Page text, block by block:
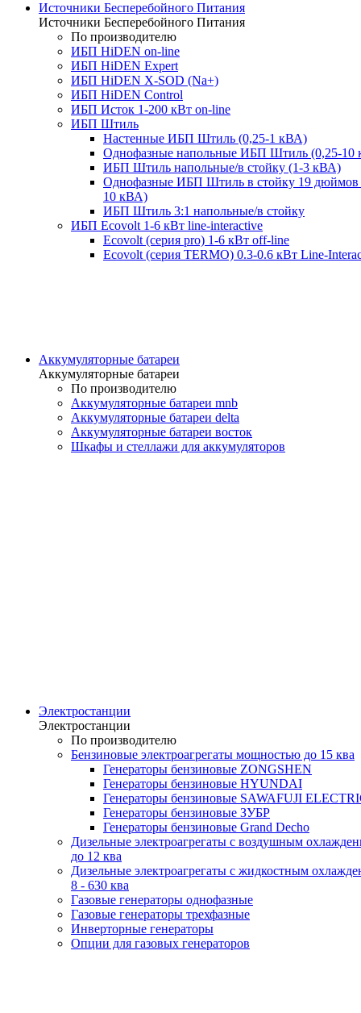
Источники Бесперебойного Питания
Источники Бесперебойного Питания
По производителю
ИБП HiDEN on-line
ИБП HiDEN Expert
ИБП HiDEN X-SOD (Na+)
ИБП HiDEN Control
ИБП Исток 1-200 кВт on-line
ИБП Штиль
Настенные ИБП Штиль (0,25-1 кВА)
Однофазные напольные ИБП Штиль (0,25-10
ИБП Штиль напольные/в стойку (1-3 кВА)
Однофазные ИБП Штиль в стойку 19 дюймов
10 кВА)
ИБП Штиль 3:1 напольные/в стойку
ИБП Ecovolt 1-6 кВт line-interactive
Ecovolt (серия pro) 1-6 кВт off-line
Ecovolt (серия TERMO) 0.3-0.6 кВт Line-
Аккумуляторные батареи
Аккумуляторные батареи
По производителю
Аккумуляторные батареи mnb
Аккумуляторные батареи delta
Аккумуляторные батареи восток
Шкафы и стеллажи для аккумуляторов
Электростанции
Электростанции
По производителю
Бензиновые электроагрегаты мощностью до 15 ква
Генераторы бензиновые ZONGSHEN
Генераторы бензиновые HYUNDAI
Генераторы бензиновые SAWAFUJI
Генераторы бензиновые ЗУБР
Генераторы бензиновые Grand Decho
Дизельные электроагрегаты с воздушным
до 12 ква
Дизельные электроагрегаты с жидкостным
8 - 630 ква
Газовые генераторы однофазные
Газовые генераторы трехфазные
Инверторные генераторы
Опции для газовых генераторов